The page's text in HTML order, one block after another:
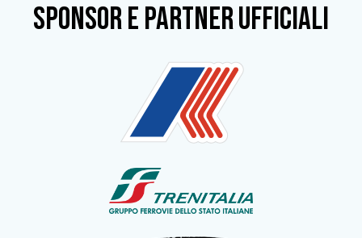
SPONSOR e partner ufficiali